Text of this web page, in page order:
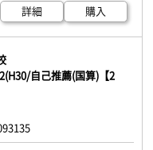
詳細
購入
自己推薦(国算)【2